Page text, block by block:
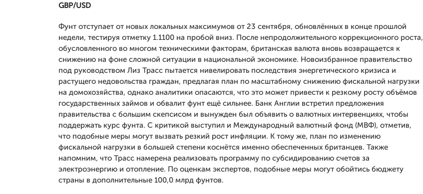
GBP/USD
Фунт отступает от новых локальных максимумов от 23 сентября, обновлённых в конце прошлой
недели, тестируя отметку 1.1100 на пробой вниз. После непродолжительного коррекционного роста,
обусловленного во многом техническими факторам, британская валюта вновь возвращается к
снижению на фоне сложной ситуации в национальной экономике. Новоизбранное правительство
под руководством Лиз Трасс пытается нивелировать последствия энергетического кризиса и
растущего недовольства граждан, предлагая план по масштабному снижению фискальной нагрузки
на домохозяйства, однако аналитики опасаются, что это может привести к резкому росту объёмов
государственных займов и обвалит фунт ещё сильнее. Банк Англии встретил предложения
правительства с большим скепсисом и вынужден был объявить о валютных интервенциях, чтобы
поддержать курс фунта. С критикой выступил и Международный валютный фонд (МВФ), отметив,
что подобные меры могут вызвать резкий рост инфляции. К тому же, план по изменению
фискальной нагрузки в большей степени коснётся именно обеспеченных британцев. Также
напомним, что Трасс намерена реализовать программу по субсидированию счетов за
электроэнергию и отопление. По оценкам экспертов, подобные меры могут обойтись бюджету
страны в дополнительные 100,0 млрд фунтов.